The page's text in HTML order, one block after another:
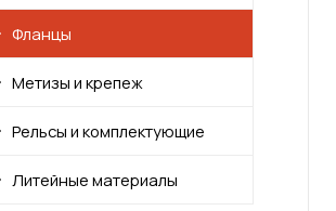
Фланцы
Метизы и крепеж
Рельсы и комплектующие
Литейные материалы